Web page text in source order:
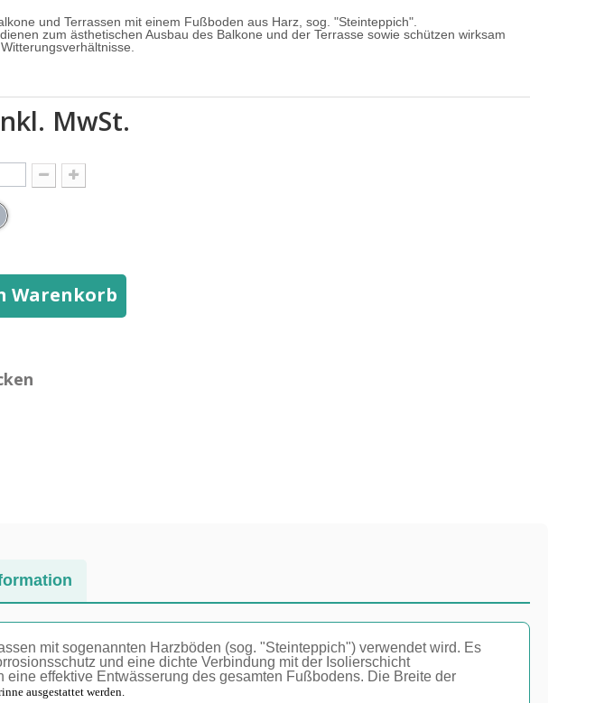
und Terrassen mit einem Fußboden aus Harz, sog. "Steinteppich".
zum ästhetischen Ausbau des Balkone und der Terrasse sowie schützen wirksam
MwSt.
Warenkorb
mit sogenannten Harzböden (sog. "Steinteppich") verwendet wird. Es
und eine dichte Verbindung mit der Isolierschicht
effektive Entwässerung des gesamten Fußbodens. Die Breite der
ausgestattet werden.